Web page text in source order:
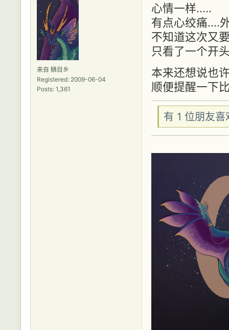
来自 鳞目乡
Registered: 2009-06-04
Posts: 1,361
心情一样.....
有点心绞痛....
不知道这次又
只看了一个开
本来还想说也
顺便提醒一下
有 1 位朋友